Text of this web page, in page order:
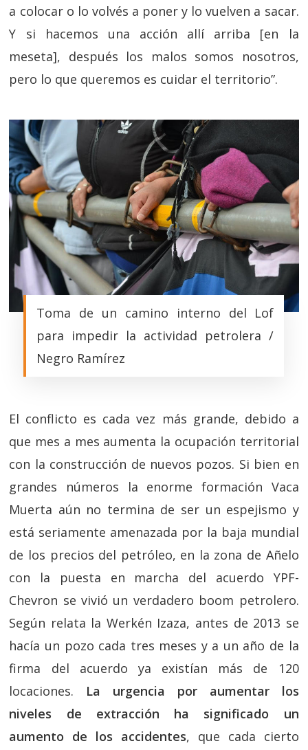
a colocar o lo volvés a poner y lo vuelven a sacar.
Y si hacemos una acción allí arriba [en la
meseta], después los malos somos nosotros,
pero lo que queremos es cuidar el territorio”.
Toma de un camino interno del Lof
para impedir la actividad petrolera /
Negro Ramírez
El conflicto es cada vez más grande, debido a
que mes a mes aumenta la ocupación territorial
con la construcción de nuevos pozos. Si bien en
grandes números la enorme formación Vaca
Muerta aún no termina de ser un espejismo y
está seriamente amenazada por la baja mundial
de los precios del petróleo, en la zona de Añelo
con la puesta en marcha del acuerdo YPF-
Chevron se vivió un verdadero boom petrolero.
Según relata la Werkén Izaza, antes de 2013 se
hacía un pozo cada tres meses y a un año de la
firma del acuerdo ya existían más de 120
locaciones. La urgencia por aumentar los
niveles de extracción ha significado un
aumento de los accidentes, que cada cierto